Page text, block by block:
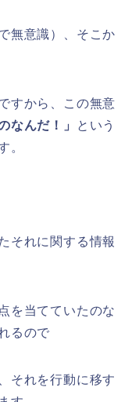
無意識）、そこか
すから、この無意
なんだ！」
という
。
それに関する情報
を当てていたのな
るので
それを行動に移す